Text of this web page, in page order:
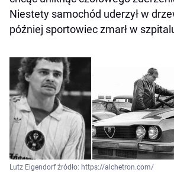
Niestety samochód uderzył w
później sportowiec zmarł w
Lutz Eigendorf źródło: https://alchetron.com/